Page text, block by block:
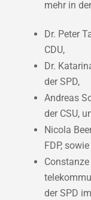
mehr in
Dr. Peter
CDU,
Dr.
der SPD,
Andreas
der CSU,
Nicola
FDP,
Constanze
der SPD